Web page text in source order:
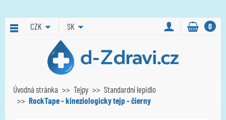
CZK SK 0
Úvodná stránka Tejpy
Standardní lepidlo
RockTape - kineziologicky tejp - čierny